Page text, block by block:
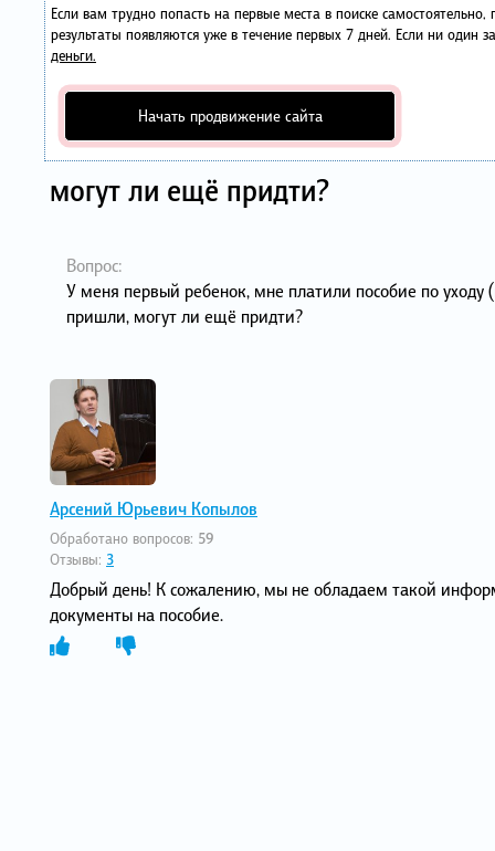
Если вам трудно попасть на первые места в поиске
результаты появляются уже в течение первых 7 дней. Если ни один
деньги.
Начать продвижение сайта
могут ли ещё придти?
Вопрос:
У меня первый ребенок, мне платили пособие по
пришли, могут ли ещё придти?
Арсений Юрьевич Копылов
Обработано вопросов: 59
Отзывы: 3
Добрый день! К сожалению, мы не обладаем такой
документы на пособие.